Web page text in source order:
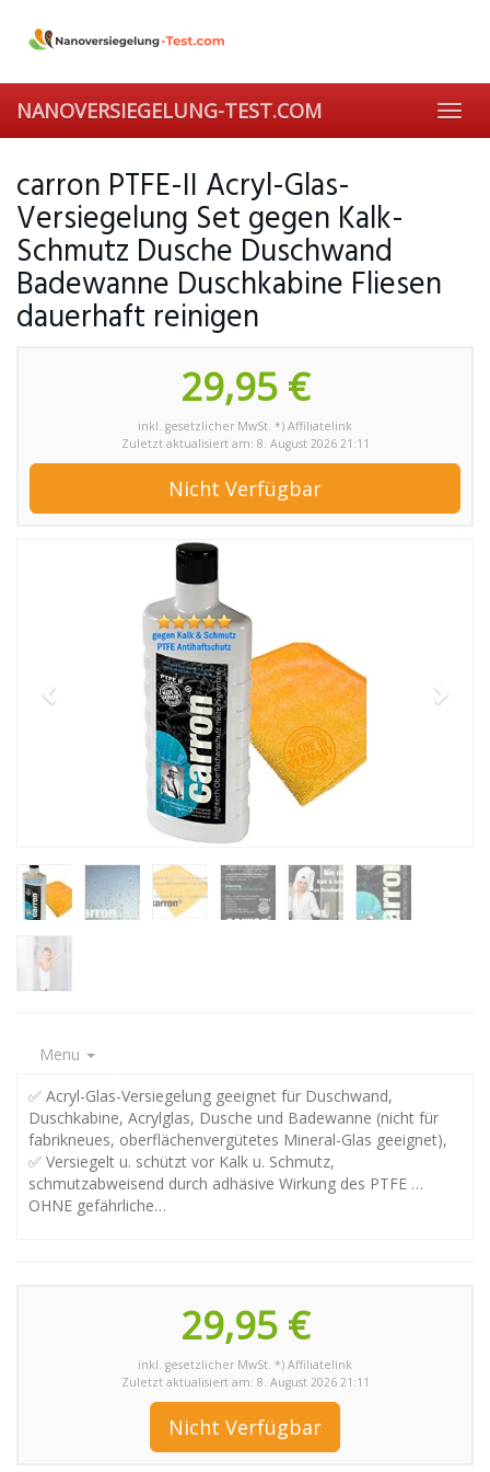
main
NANOVERSIEGELUNG-TEST.COM
carron PTFE-II Acryl-Glas-
Versiegelung Set gegen Kalk-
Schmutz Dusche Duschwand
Badewanne Duschkabine Fliesen
dauerhaft reinigen
29,95 €
inkl. gesetzlicher MwSt. *) Affiliatelink
Zuletzt aktualisiert am: 8. August 2026 21:11
Nicht Verfügbar
Menu
✅ Acryl-Glas-Versiegelung geeignet für Duschwand,
Duschkabine, Acrylglas, Dusche und Badewanne (nicht für
fabrikneues, oberflächenvergütetes Mineral-Glas geeignet),
✅ Versiegelt u. schützt vor Kalk u. Schmutz,
schmutzabweisend durch adhäsive Wirkung des PTFE …
OHNE gefährliche…
29,95 €
inkl. gesetzlicher MwSt. *) Affiliatelink
Zuletzt aktualisiert am: 8. August 2026 21:11
Nicht Verfügbar